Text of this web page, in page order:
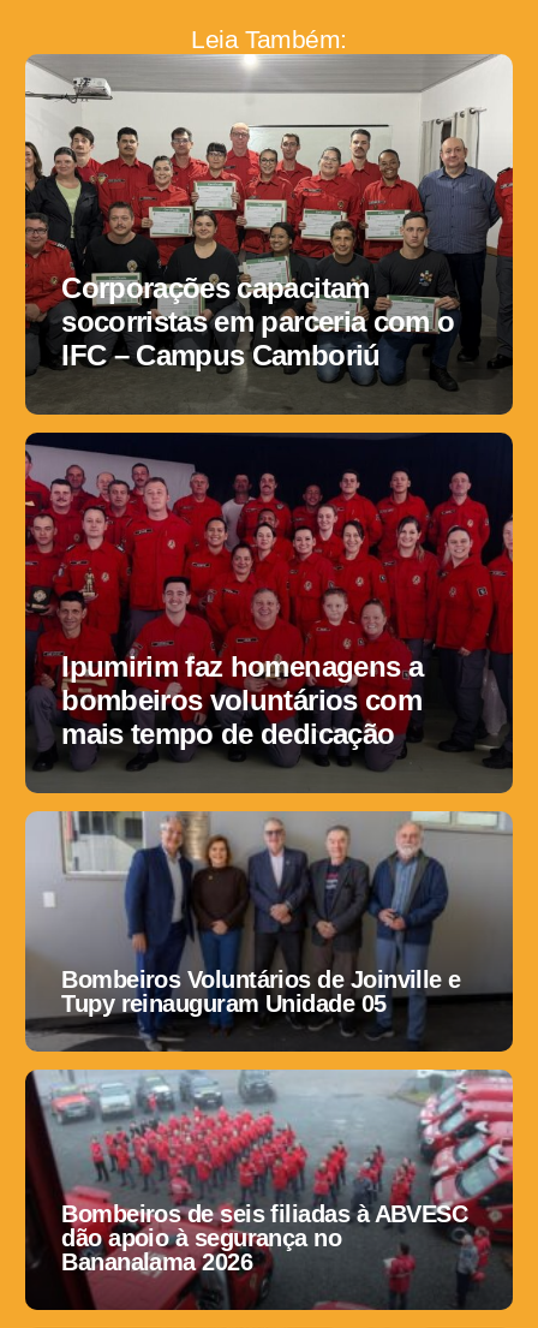
Leia Também:
Corporações capacitam
socorristas em parceria com o
IFC – Campus Camboriú
Ipumirim faz homenagens a
bombeiros voluntários com
mais tempo de dedicação
Bombeiros Voluntários de Joinville e
Tupy reinauguram Unidade 05
Bombeiros de seis filiadas à ABVESC
dão apoio à segurança no
Bananalama 2026